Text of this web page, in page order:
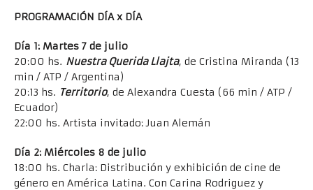
PROGRAMACIÓN DÍA x DÍA
Día 1: Martes 7 de julio
20:00 hs. Nuestra Querida Llajta, de Cristina Miranda (13
min / ATP / Argentina)
20:13 hs. Territorio, de Alexandra Cuesta (66 min / ATP /
Ecuador)
22:00 hs. Artista invitado: Juan Alemán
Día 2: Miércoles 8 de julio
18:00 hs. Charla: Distribución y exhibición de cine de
género en América Latina. Con Carina Rodriguez y